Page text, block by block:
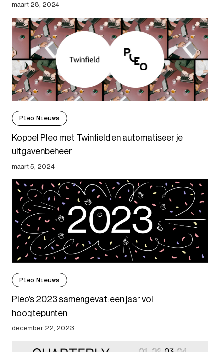
maart 28, 2024
Pleo Nieuws
Koppel Pleo met Twinfield en automatiseer je
uitgavenbeheer
maart 5, 2024
Pleo Nieuws
Pleo’s 2023 samengevat: een jaar vol
hoogtepunten
december 22, 2023